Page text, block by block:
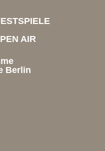
AIR
Berlin